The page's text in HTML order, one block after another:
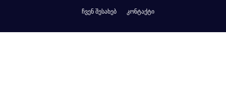
ჩვენ შესახებ კონტაქტი